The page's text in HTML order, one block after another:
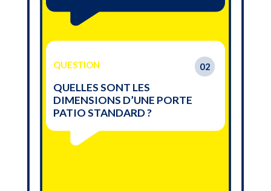
QUESTION 02
QUELLES SONT LES
DIMENSIONS D’UNE PORTE
PATIO STANDARD ?